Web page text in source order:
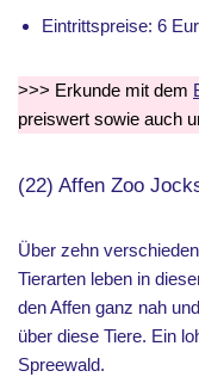
Eintrittspreise: 6
>>> Erkunde mit dem
preiswert sowie auch
(22) Affen Zoo
Über zehn
Tierarten leben in
den Affen ganz nah
über diese Tiere. Ein
Spreewald.